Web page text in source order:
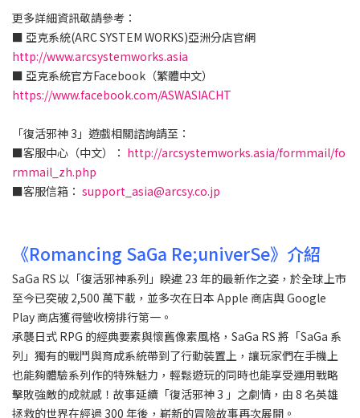
更多詳細資訊敬請參考：
■ 亞克系統(ARC SYSTEM WORKS)亞洲分店官網
http://www.arcsystemworks.asia
■ 亞克系統官方Facebook（繁體中文）
https://www.facebook.com/ASWASIACHT
「復活邪神 3」遊戲相關諮詢請至：
■客服中心（中文）： http://arcsystemworks.asia/formmail/fo
rmmail_zh.php
■客服信箱： support_asia@arcsy.co.jp
《Romancing SaGa Re;univerSe》介紹
SaGa RS 以「復活邪神系列」睽違 23 年的最新作之姿，於全球上市
至今已突破 2,500 萬下載，並多次在日本 Apple 商店與 Google
Play 商店獲得營收榜排行第一。
承襲日式 RPG 的經典要素與懷舊像素風格，SaGa RS 將「SaGa 系
列」獨有的戰鬥與育成系統帶到了行動裝置上，讓玩家們在手機上
也能夠體驗系列作的特殊魅力，輕鬆遊玩的同時也能享受運用戰略
擊敗強敵的成就感！故事延續「復活邪神 3 」之劇情，由 8 名英雄
拯救的世界在經過 300 年後，嶄新的冒險故事再次展開。